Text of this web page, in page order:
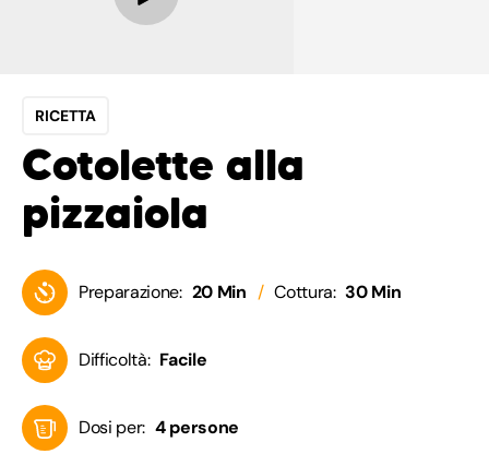
RICETTA
Cotolette alla
pizzaiola
Preparazione: 20 Min Cottura: 30 Min
Difficoltà: Facile
Dosi per: 4 persone